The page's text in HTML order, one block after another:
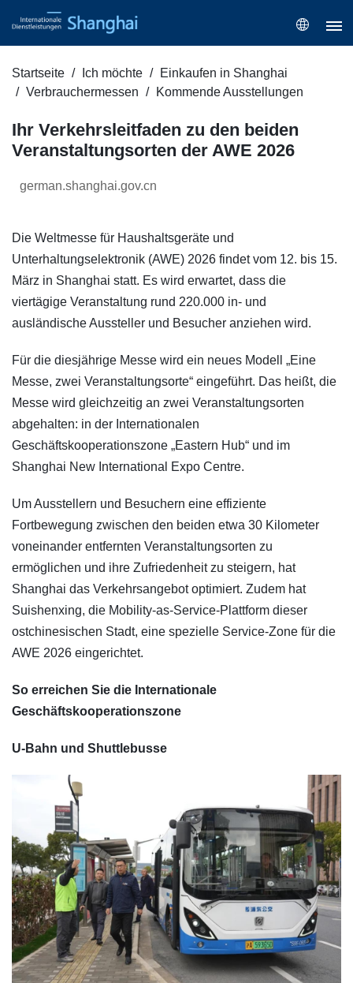
Startseite Ich möchte
Einkaufen in Shanghai
Verbrauchermessen
Kommende Ausstellungen
Ihr Verkehrsleitfaden zu den beiden
Veranstaltungsorten der AWE 2026
german.shanghai.gov.cn
Die Weltmesse für Haushaltsgeräte und
Unterhaltungselektronik (AWE) 2026 findet vom 12. bis 15.
März in Shanghai statt. Es wird erwartet, dass die
viertägige Veranstaltung rund 220.000 in- und
ausländische Aussteller und Besucher anziehen wird.
Für die diesjährige Messe wird ein neues Modell „Eine
Messe, zwei Veranstaltungsorte“ eingeführt. Das heißt, die
Messe wird gleichzeitig an zwei Veranstaltungsorten
abgehalten: in der Internationalen
Geschäftskooperationszone „Eastern Hub“ und im
Shanghai New International Expo Centre.
Um Ausstellern und Besuchern eine effiziente
Fortbewegung zwischen den beiden etwa 30 Kilometer
voneinander entfernten Veranstaltungsorten zu
ermöglichen und ihre Zufriedenheit zu steigern, hat
Shanghai das Verkehrsangebot optimiert. Zudem hat
Suishenxing, die Mobility-as-Service-Plattform dieser
ostchinesischen Stadt, eine spezielle Service-Zone für die
AWE 2026 eingerichtet.
So erreichen Sie die Internationale
Geschäftskooperationszone
U-Bahn und Shuttlebusse